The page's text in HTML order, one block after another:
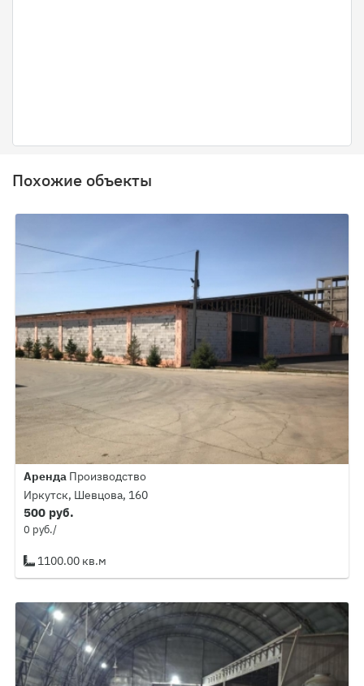
Похожие объекты
Аренда Производство
Иркутск, Шевцова, 160
500 руб.
0 руб./
1100.00 кв.м